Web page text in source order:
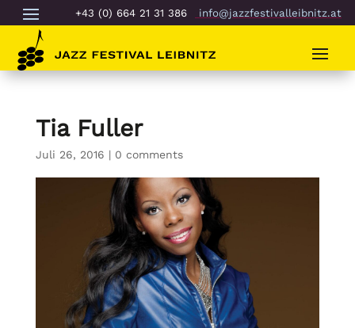
+43 (0) 664 21 31 386 info@jazzfestivalleibnitz.at
Tia Fuller
Juli 26, 2016 | 0 comments